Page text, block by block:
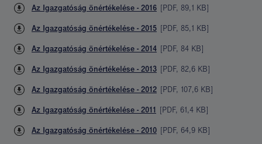
Az Igazgatóság önértékelése - 2016 [PDF, 89,1 KB]
Az Igazgatóság önértékelése - 2015 [PDF, 85,1 KB]
Az Igazgatóság önértékelése - 2014 [PDF, 84 KB]
Az Igazgatóság önértékelése - 2013 [PDF, 82,6 KB]
Az Igazgatóság önértékelése - 2012 [PDF, 107,6 KB]
Az Igazgatóság önértékelése - 2011 [PDF, 61,4 KB]
Az Igazgatóság önértékelése - 2010 [PDF, 64,9 KB]